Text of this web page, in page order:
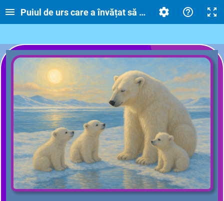
Puiul de urs care a învățat să aibă grijă de frațiorii